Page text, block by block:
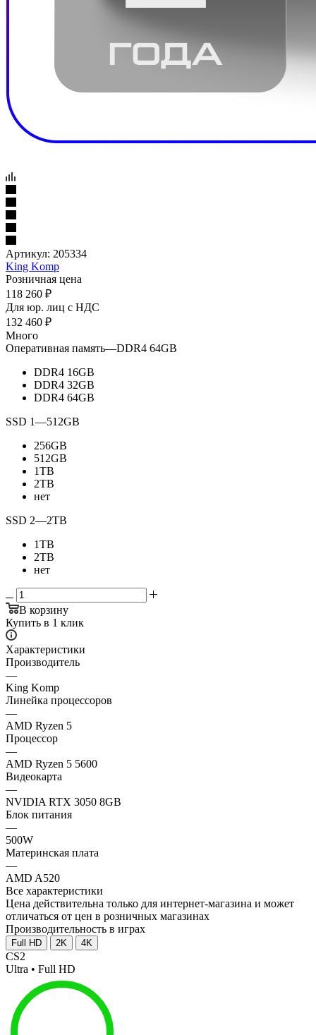
Артикул: 205334
King Komp
Розничная цена
118 260 ₽
Для юр. лиц c НДС
132 460 ₽
Много
Оперативная память—DDR4 64GB
DDR4 16GB
DDR4 32GB
DDR4 64GB
SSD 1—512GB
256GB
512GB
1TB
2TB
нет
SSD 2—2TB
1TB
2TB
нет
В корзину
Купить в 1 клик
Характеристики
Производитель
—
King Komp
Линейка процессоров
—
AMD Ryzen 5
Процессор
—
AMD Ryzen 5 5600
Видеокарта
—
NVIDIA RTX 3050 8GB
Блок питания
—
500W
Материнская плата
—
AMD A520
Все характеристики
Цена действительна только для интернет-магазина и может
отличаться от цен в розничных магазинах
Производительность в играх
Full HD 2K 4K
CS2
Ultra • Full HD